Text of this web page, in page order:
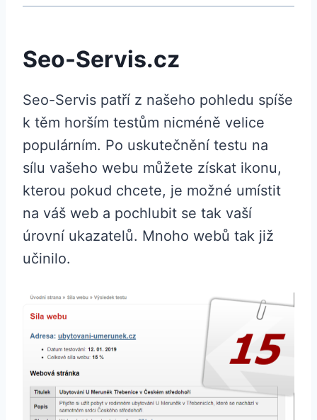
Seo-Servis.cz
Seo-Servis patří z našeho pohledu spíše
k těm horším testům nicméně velice
populárním. Po uskutečnění testu na
sílu vašeho webu můžete získat ikonu,
kterou pokud chcete, je možné umístit
na váš web a pochlubit se tak vaší
úrovní ukazatelů. Mnoho webů tak již
učinilo.